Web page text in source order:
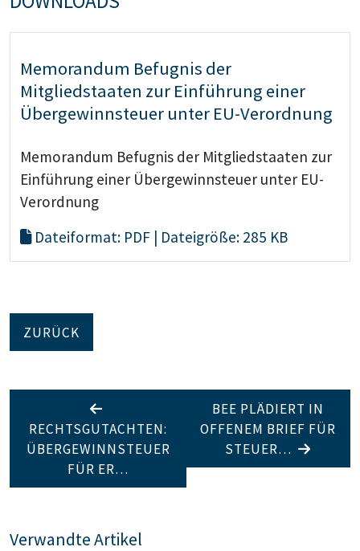
Memorandum Befugnis der
Mitgliedstaaten zur Einführung einer
Übergewinnsteuer unter EU-Verordnung
Memorandum Befugnis der Mitgliedstaaten zur
Einführung einer Übergewinnsteuer unter EU-
Verordnung
Dateiformat: PDF | Dateigröße: 285 KB
ZURÜCK
RECHTSGUTACHTEN:
ÜBERGEWINNSTEUER
FÜR ER…
BEE PLÄDIERT IN
OFFENEM BRIEF FÜR
STEUER…
Verwandte Artikel